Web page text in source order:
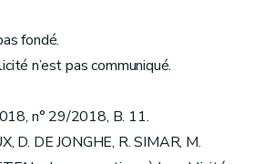
fondé.
n’est pas communiqué.
n° 29/2018, B. 11.
D. DE JONGHE, R. SIMAR, M.